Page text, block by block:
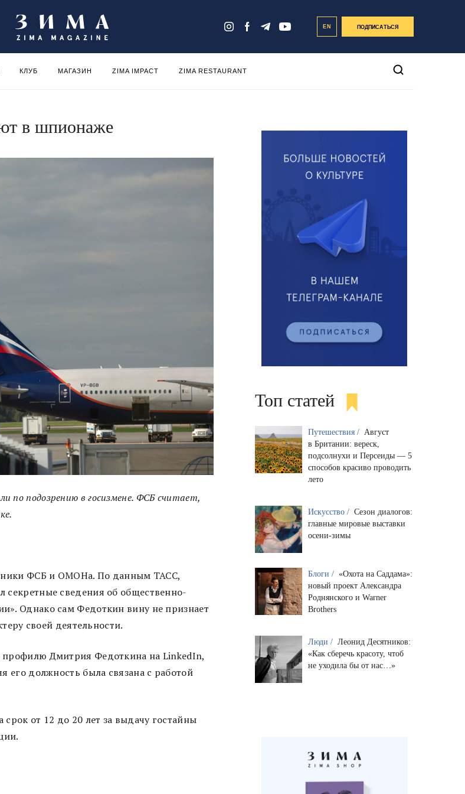
EN ПОДПИСАТЬСЯ
КЛУБ МАГАЗИН ZIMA IMPACT ZIMA RESTAURANT
в шпионаже
по подозрению в госизмене. ФСБ считает,
ФСБ и ОМОНа. По данным ТАСС,
сведения об общественно-
Однако сам Федоткин вину не признает
своей деятельности.
профилю Дмитрия Федоткина на LinkedIn,
его должность была связана с работой
от 12 до 20 лет за выдачу гостайны
Топ статей
Путешествия / Август
в Британии: вереск,
подсолнухи и Персеиды — 5
способов красиво проводить
лето
Искусство / Сезон диалогов:
главные мировые выставки
осени-зимы
Блоги / «Охота на Саддама»:
новый проект Александра
Роднянского и Warner
Brothers
Люди / Леонид Десятников:
«Как сберечь красоту, чтоб
не уходила бы от нас…»